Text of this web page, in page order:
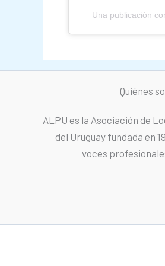
Una publicación
Quiénes
ALPU es la Asociación de
del Uruguay fundada en
voces